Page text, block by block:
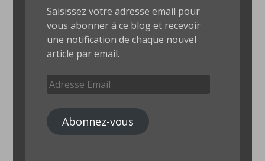
Saisissez votre adresse email pour
vous abonner à ce blog et recevoir
une notification de chaque nouvel
article par email.
Adresse
Email
Abonnez-vous